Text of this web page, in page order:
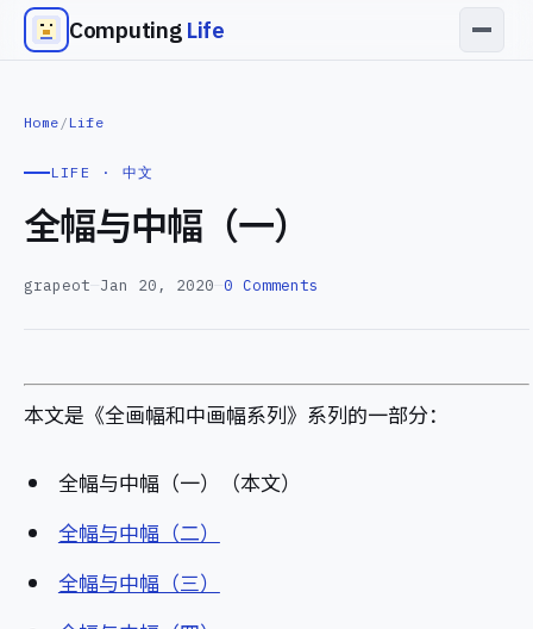
Computing Life
Home / Life
LIFE · 中文
全幅与中幅（一）
grapeot Jan 20, 2020 0 Comments
本文是《全画幅和中画幅系列》系列的一部分：
全幅与中幅（一）（本文）
全幅与中幅（二）
全幅与中幅（三）